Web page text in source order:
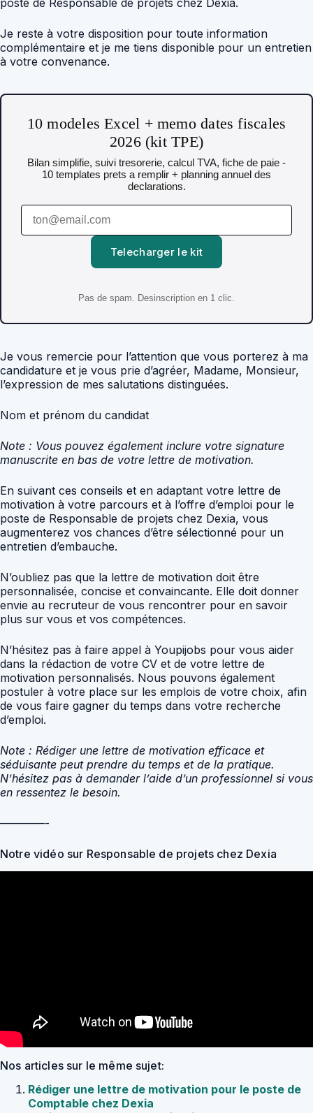
poste de Responsable de projets chez Dexia.
Je reste à votre disposition pour toute information
complémentaire et je me tiens disponible pour un entretien
à votre convenance.
10 modeles Excel + memo dates fiscales
2026 (kit TPE)
Bilan simplifie, suivi tresorerie, calcul TVA, fiche de paie -
10 templates prets a remplir + planning annuel des
declarations.
Telecharger le kit
Pas de spam. Desinscription en 1 clic.
Je vous remercie pour l’attention que vous porterez à ma
candidature et je vous prie d’agréer, Madame, Monsieur,
l’expression de mes salutations distinguées.
Nom et prénom du candidat
Note : Vous pouvez également inclure votre signature
manuscrite en bas de votre lettre de motivation.
En suivant ces conseils et en adaptant votre lettre de
motivation à votre parcours et à l’offre d’emploi pour le
poste de Responsable de projets chez Dexia, vous
augmenterez vos chances d’être sélectionné pour un
entretien d’embauche.
N’oubliez pas que la lettre de motivation doit être
personnalisée, concise et convaincante. Elle doit donner
envie au recruteur de vous rencontrer pour en savoir
plus sur vous et vos compétences.
N’hésitez pas à faire appel à Youpijobs pour vous aider
dans la rédaction de votre CV et de votre lettre de
motivation personnalisés. Nous pouvons également
postuler à votre place sur les emplois de votre choix, afin
de vous faire gagner du temps dans votre recherche
d’emploi.
Note : Rédiger une lettre de motivation efficace et
séduisante peut prendre du temps et de la pratique.
N’hésitez pas à demander l’aide d’un professionnel si vous
en ressentez le besoin.
————-
Notre vidéo sur Responsable de projets chez Dexia
Nos articles sur le même sujet:
Rédiger une lettre de motivation pour le poste de
Comptable chez Dexia